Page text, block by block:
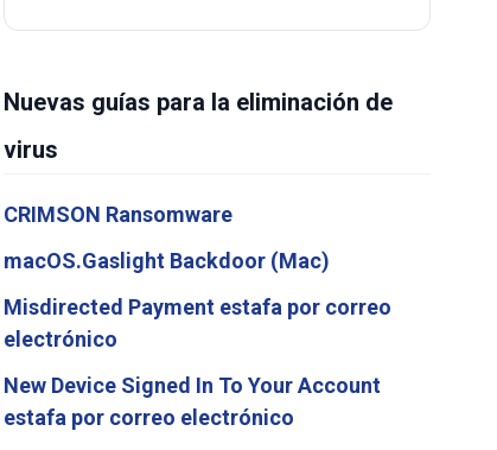
Nuevas guías para la eliminación de
virus
CRIMSON Ransomware
macOS.Gaslight Backdoor (Mac)
Misdirected Payment estafa por correo
electrónico
New Device Signed In To Your Account
estafa por correo electrónico